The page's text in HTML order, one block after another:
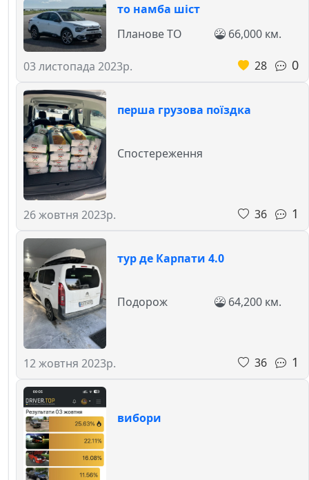
то намба шіст
03 листопада 2023р.
Планове ТО 66,000 км.
28 0
перша грузова поїздка
26 жовтня 2023р.
Спостереження
36 1
тур де Карпати 4.0
12 жовтня 2023р.
Подорож 64,200 км.
36 1
вибори